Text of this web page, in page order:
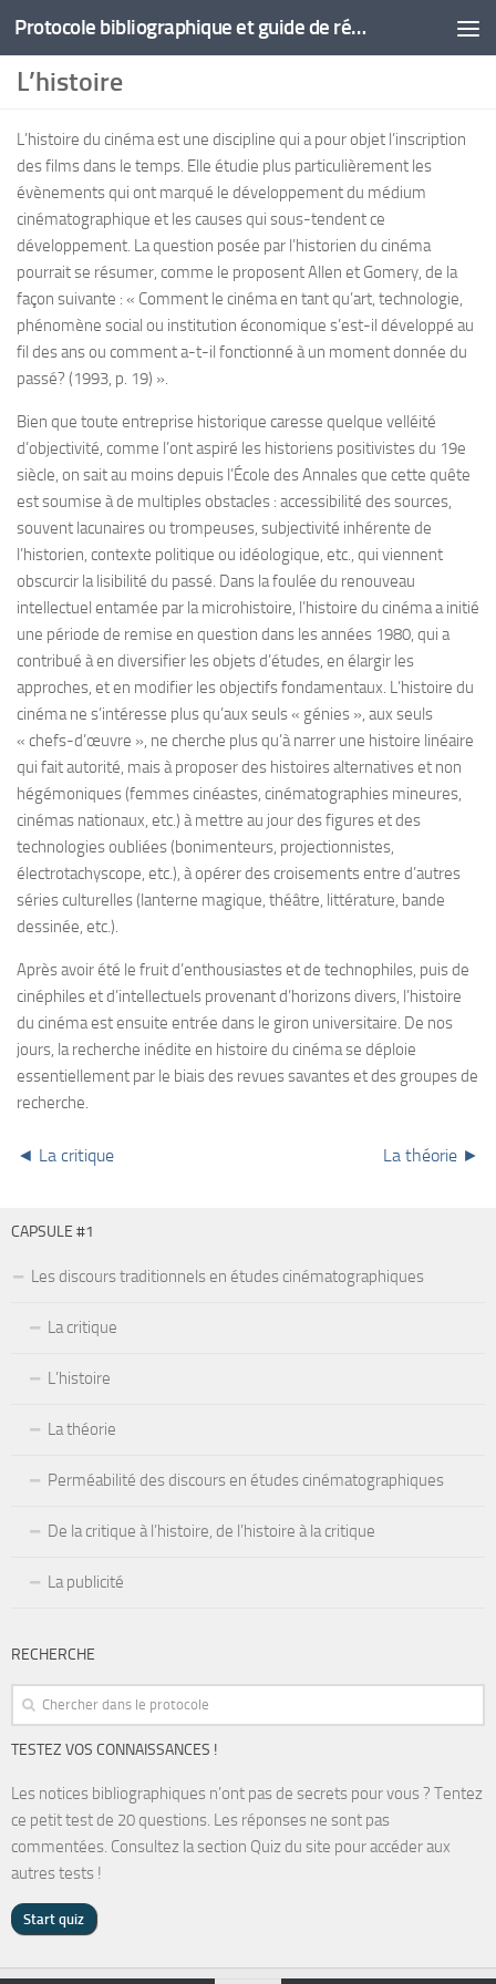
Protocole bibliographique et guide de rédaction
L’histoire
L’histoire du cinéma est une discipline qui a pour objet l’inscription
des films dans le temps. Elle étudie plus particulièrement les
évènements qui ont marqué le développement du médium
cinématographique et les causes qui sous-tendent ce
développement. La question posée par l’historien du cinéma
pourrait se résumer, comme le proposent Allen et Gomery, de la
façon suivante : « Comment le cinéma en tant qu’art, technologie,
phénomène social ou institution économique s’est-il développé au
fil des ans ou comment a-t-il fonctionné à un moment donnée du
passé? (1993, p. 19) ».
Bien que toute entreprise historique caresse quelque velléité
d’objectivité, comme l’ont aspiré les historiens positivistes du 19e
siècle, on sait au moins depuis l’École des Annales que cette quête
est soumise à de multiples obstacles : accessibilité des sources,
souvent lacunaires ou trompeuses, subjectivité inhérente de
l’historien, contexte politique ou idéologique, etc., qui viennent
obscurcir la lisibilité du passé. Dans la foulée du renouveau
intellectuel entamée par la microhistoire, l’histoire du cinéma a initié
une période de remise en question dans les années 1980, qui a
contribué à en diversifier les objets d’études, en élargir les
approches, et en modifier les objectifs fondamentaux. L’histoire du
cinéma ne s’intéresse plus qu’aux seuls « génies », aux seuls
« chefs-d’œuvre », ne cherche plus qu’à narrer une histoire linéaire
qui fait autorité, mais à proposer des histoires alternatives et non
hégémoniques (femmes cinéastes, cinématographies mineures,
cinémas nationaux, etc.) à mettre au jour des figures et des
technologies oubliées (bonimenteurs, projectionnistes,
électrotachyscope, etc.), à opérer des croisements entre d’autres
séries culturelles (lanterne magique, théâtre, littérature, bande
dessinée, etc.).
Après avoir été le fruit d’enthousiastes et de technophiles, puis de
cinéphiles et d’intellectuels provenant d’horizons divers, l’histoire
du cinéma est ensuite entrée dans le giron universitaire. De nos
jours, la recherche inédite en histoire du cinéma se déploie
essentiellement par le biais des revues savantes et des groupes de
recherche.
◄ La critique La théorie ►
CAPSULE #1
Les discours traditionnels en études cinématographiques
La critique
L’histoire
La théorie
Perméabilité des discours en études cinématographiques
De la critique à l’histoire, de l’histoire à la critique
La publicité
RECHERCHE
TESTEZ VOS CONNAISSANCES !
Les notices bibliographiques n’ont pas de secrets pour vous ? Tentez
ce petit test de 20 questions. Les réponses ne sont pas
commentées. Consultez la section Quiz du site pour accéder aux
autres tests !